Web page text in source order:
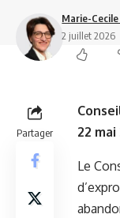
Marie-
2 juillet 2026
Partager
22
Le